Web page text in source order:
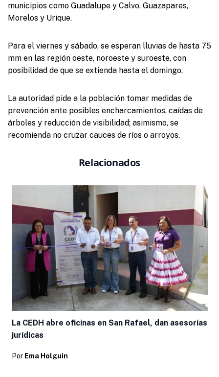
municipios como Guadalupe y Calvo, Guazapares,
Morelos y Urique.
Para el viernes y sábado, se esperan lluvias de hasta 75
mm en las región oeste, noroeste y suroeste, con
posibilidad de que se extienda hasta el domingo.
La autoridad pide a la población tomar medidas de
prevención ante posibles encharcamientos, caídas de
árboles y reducción de visibilidad; asimismo, se
recomienda no cruzar cauces de ríos o arroyos.
Relacionados
La CEDH abre oficinas en San Rafael, dan asesorías
jurídicas
Por Ema Holguin